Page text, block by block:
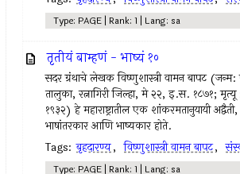
Type: PAGE | Rank: 1 | Lang: sa
तृतीयं बाम्हणं - भाष्यं १०
सदर ग्रंथाचे लेखक विष्णुशास्त्री वामन बापट
तालुका, रत्नागिरी जिल्हा, मे २२, इ.स. १८७१;
१९३२) हे महाराष्ट्रातील एक शांकरमतानुयायी
भाषांतरकार आणि भाष्यकार होते.
Tags: बृहदारण्य, विष्णुशास्त्री वामन बापट,
Type: PAGE | Rank: 1 | Lang: sa